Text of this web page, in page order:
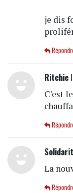
je dis
Ritchie
C'est
La